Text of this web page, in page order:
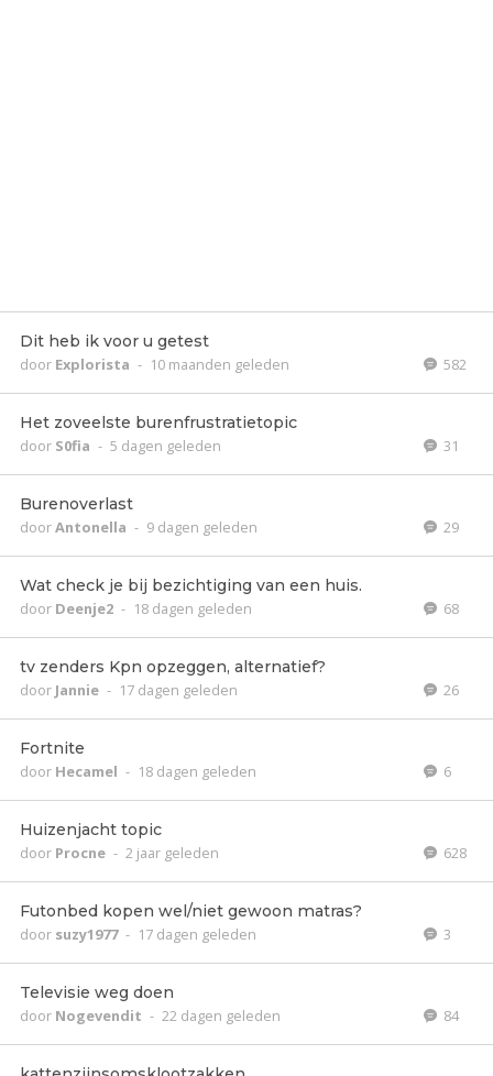
Dit heb ik voor u getest
door Explorista - 10 maanden geleden 582
Het zoveelste burenfrustratietopic
door S0fia - 5 dagen geleden 31
Burenoverlast
doorAntonella - 9 dagen geleden 29
Wat check je bij bezichtiging van een huis.
door Deenje2 - 18 dagen geleden 68
tv zenders Kpn opzeggen, alternatief?
door Jannie - 17 dagen geleden 26
Fortnite
door Hecamel - 18 dagen geleden 6
Huizenjacht topic
door Procne - 2 jaar geleden 628
Futonbed kopen wel/niet gewoon matras?
door suzy1977 - 17 dagen geleden 3
Televisie weg doen
door Nogevendit - 22 dagen geleden 84